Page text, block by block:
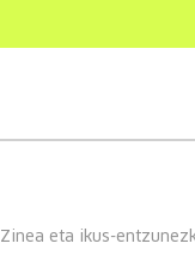
Zinea eta ikus-